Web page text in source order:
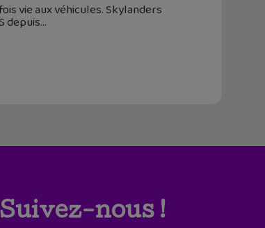
vie aux véhicules. Skylanders
depuis
Suivez-nous !